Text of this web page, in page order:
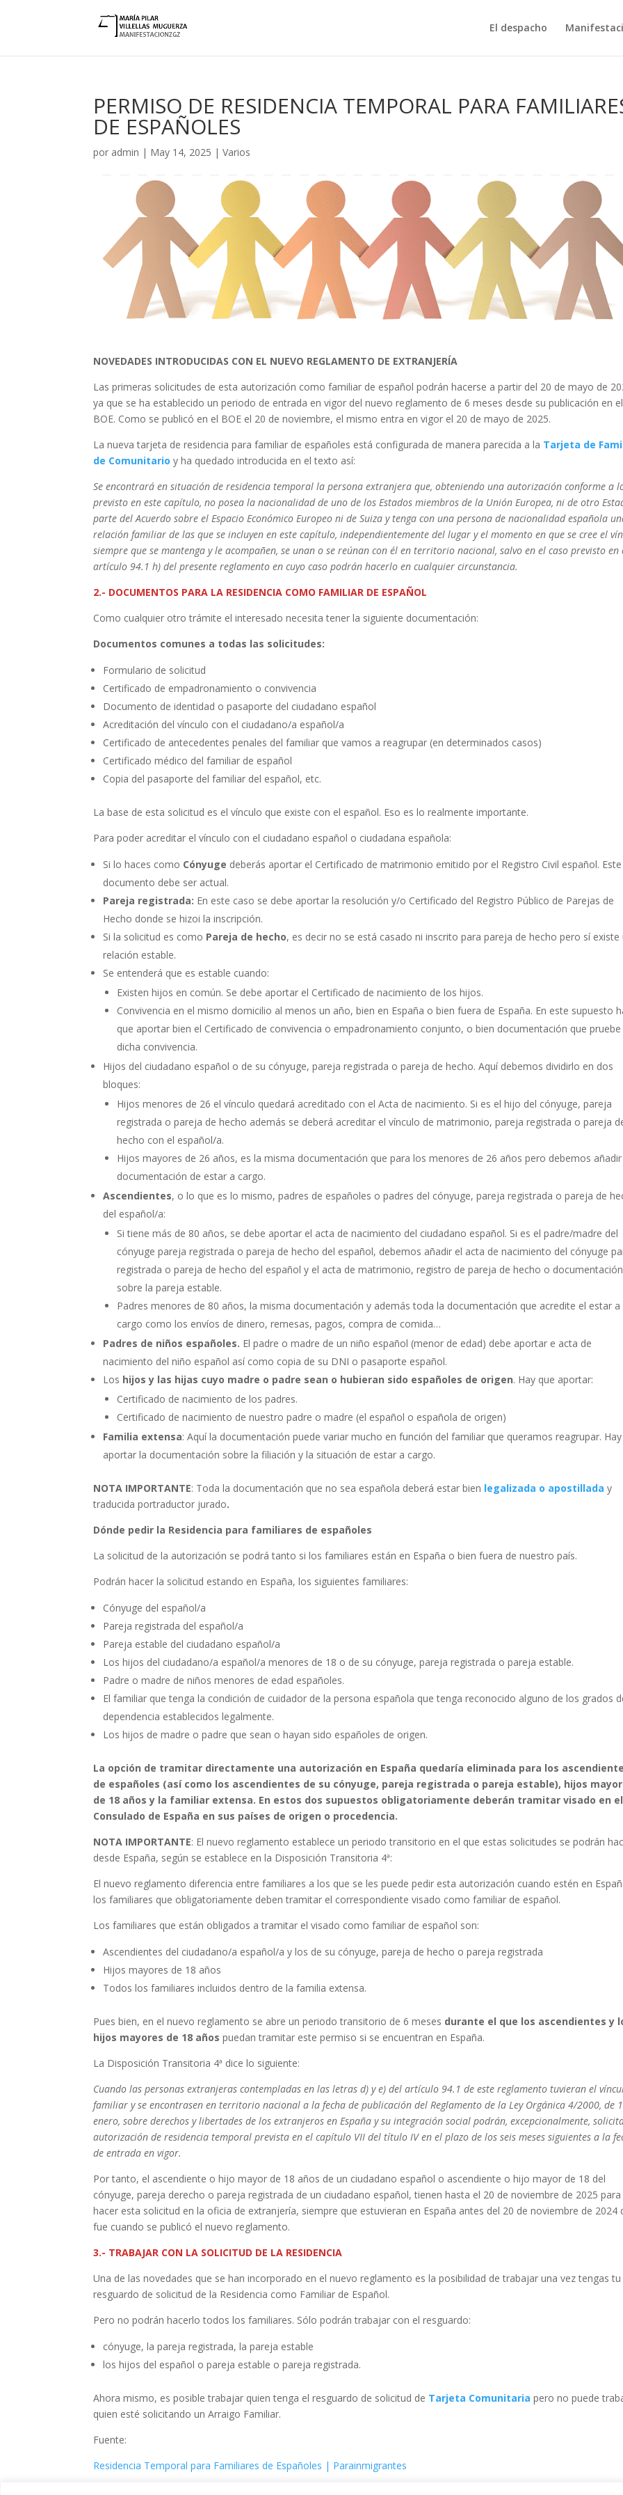
El despacho
PERMISO DE RESIDENCIA TEMPORAL PARA
DE ESPAÑOLES
por admin | May 14, 2025 |Varios
NOVEDADES INTRODUCIDAS CON EL NUEVO REGLAMENTO DE EXTRANJERÍA
Las primeras solicitudes de esta autorización como familiar de español podrán hacerse a partir del 20 de mayo de
ya que se ha establecido un periodo de entrada en vigor del nuevo reglamento de 6 meses desde su publicación en el
BOE. Como se publicó en el BOE el 20 de noviembre, el mismo entra en vigor el 20 de mayo de 2025.
La nueva tarjeta de residencia para familiar de españoles está configurada de manera parecida a la Tarjeta de
de Comunitario y ha quedado introducida en el texto así:
Se encontrará en situación de residencia temporal la persona extranjera que, obteniendo una autorización conforme a
previsto en este capítulo, no posea la nacionalidad de uno de los Estados miembros de la Unión Europea, ni de otro
parte del Acuerdo sobre el Espacio Económico Europeo ni de Suiza y tenga con una persona de nacionalidad española
relación familiar de las que se incluyen en este capítulo, independientemente del lugar y el momento en que se cree el
siempre que se mantenga y le acompañen, se unan o se reúnan con él en territorio nacional, salvo en el caso previsto en
artículo 94.1 h) del presente reglamento en cuyo caso podrán hacerlo en cualquier circunstancia.
2.- DOCUMENTOS PARA LA RESIDENCIA COMO FAMILIAR DE ESPAÑOL
Como cualquier otro trámite el interesado necesita tener la siguiente documentación:
Documentos comunes a todas las solicitudes:
Formulario de solicitud
Certificado de empadronamiento o convivencia
Documento de identidad o pasaporte del ciudadano español
Acreditación del vínculo con el ciudadano/a español/a
Certificado de antecedentes penales del familiar que vamos a reagrupar (en determinados casos)
Certificado médico del familiar de español
Copia del pasaporte del familiar del español, etc.
La base de esta solicitud es el vínculo que existe con el español. Eso es lo realmente importante.
Para poder acreditar el vínculo con el ciudadano español o ciudadana española:
Si lo haces como Cónyuge deberás aportar el Certificado de matrimonio emitido por el Registro Civil español. Este
documento debe ser actual.
Pareja registrada: En este caso se debe aportar la resolución y/o Certificado del Registro Público de Parejas de
Hecho donde se hizoi la inscripción.
Si la solicitud es como Pareja de hecho, es decir no se está casado ni inscrito para pareja de hecho pero sí existe
relación estable.
Se entenderá que es estable cuando:
Existen hijos en común. Se debe aportar el Certificado de nacimiento de los hijos.
Convivencia en el mismo domicilio al menos un año, bien en España o bien fuera de España. En este supuesto
que aportar bien el Certificado de convivencia o empadronamiento conjunto, o bien documentación que pruebe
dicha convivencia.
Hijos del ciudadano español o de su cónyuge, pareja registrada o pareja de hecho. Aquí debemos dividirlo en dos
bloques:
Hijos menores de 26 el vínculo quedará acreditado con el Acta de nacimiento. Si es el hijo del cónyuge, pareja
registrada o pareja de hecho además se deberá acreditar el vínculo de matrimonio, pareja registrada o pareja
hecho con el español/a.
Hijos mayores de 26 años, es la misma documentación que para los menores de 26 años pero debemos añadir
documentación de estar a cargo.
Ascendientes, o lo que es lo mismo, padres de españoles o padres del cónyuge, pareja registrada o pareja de
del español/a:
Si tiene más de 80 años, se debe aportar el acta de nacimiento del ciudadano español. Si es el padre/madre del
cónyuge pareja registrada o pareja de hecho del español, debemos añadir el acta de nacimiento del cónyuge
registrada o pareja de hecho del español y el acta de matrimonio, registro de pareja de hecho o documentación
sobre la pareja estable.
Padres menores de 80 años, la misma documentación y además toda la documentación que acredite el estar a
cargo como los envíos de dinero, remesas, pagos, compra de comida…
Padres de niños españoles. El padre o madre de un niño español (menor de edad) debe aportar e acta de
nacimiento del niño español así como copia de su DNI o pasaporte español.
Los hijos y las hijas cuyo madre o padre sean o hubieran sido españoles de origen. Hay que aportar:
Certificado de nacimiento de los padres.
Certificado de nacimiento de nuestro padre o madre (el español o española de origen)
Familia extensa: Aquí la documentación puede variar mucho en función del familiar que queramos reagrupar.
aportar la documentación sobre la filiación y la situación de estar a cargo.
NOTA IMPORTANTE: Toda la documentación que no sea española deberá estar bien legalizada o apostillada y
traducida portraductor jurado.
Dónde pedir la Residencia para familiares de españoles
La solicitud de la autorización se podrá tanto si los familiares están en España o bien fuera de nuestro país.
Podrán hacer la solicitud estando en España, los siguientes familiares:
Cónyuge del español/a
Pareja registrada del español/a
Pareja estable del ciudadano español/a
Los hijos del ciudadano/a español/a menores de 18 o de su cónyuge, pareja registrada o pareja estable.
Padre o madre de niños menores de edad españoles.
El familiar que tenga la condición de cuidador de la persona española que tenga reconocido alguno de los grados
dependencia establecidos legalmente.
Los hijos de madre o padre que sean o hayan sido españoles de origen.
La opción de tramitar directamente una autorización en España quedaría eliminada para los
de españoles (así como los ascendientes de su cónyuge, pareja registrada o pareja estable), hijos
de 18 años y la familiar extensa. En estos dos supuestos obligatoriamente deberán tramitar visado en el
Consulado de España en sus países de origen o procedencia.
NOTA IMPORTANTE: El nuevo reglamento establece un periodo transitorio en el que estas solicitudes se podrán
desde España, según se establece en la Disposición Transitoria 4ª:
El nuevo reglamento diferencia entre familiares a los que se les puede pedir esta autorización cuando estén en
los familiares que obligatoriamente deben tramitar el correspondiente visado como familiar de español.
Los familiares que están obligados a tramitar el visado como familiar de español son:
Ascendientes del ciudadano/a español/a y los de su cónyuge, pareja de hecho o pareja registrada
Hijos mayores de 18 años
Todos los familiares incluidos dentro de la familia extensa.
Pues bien, en el nuevo reglamento se abre un periodo transitorio de 6 meses durante el que los ascendientes y
hijos mayores de 18 años puedan tramitar este permiso si se encuentran en España.
La Disposición Transitoria 4ª dice lo siguiente:
Cuando las personas extranjeras contempladas en las letras d) y e) del artículo 94.1 de este reglamento tuvieran el
familiar y se encontrasen en territorio nacional a la fecha de publicación del Reglamento de la Ley Orgánica 4/2000, de
enero, sobre derechos y libertades de los extranjeros en España y su integración social podrán, excepcionalmente,
autorización de residencia temporal prevista en el capítulo VII del título IV en el plazo de los seis meses siguientes a la
de entrada en vigor.
Por tanto, el ascendiente o hijo mayor de 18 años de un ciudadano español o ascendiente o hijo mayor de 18 del
cónyuge, pareja derecho o pareja registrada de un ciudadano español, tienen hasta el 20 de noviembre de 2025 para
hacer esta solicitud en la oficia de extranjería, siempre que estuvieran en España antes del 20 de noviembre de 2024
fue cuando se publicó el nuevo reglamento.
3.- TRABAJAR CON LA SOLICITUD DE LA RESIDENCIA
Una de las novedades que se han incorporado en el nuevo reglamento es la posibilidad de trabajar una vez tengas tu
resguardo de solicitud de la Residencia como Familiar de Español.
Pero no podrán hacerlo todos los familiares. Sólo podrán trabajar con el resguardo:
cónyuge, la pareja registrada, la pareja estable
los hijos del español o pareja estable o pareja registrada.
Ahora mismo, es posible trabajar quien tenga el resguardo de solicitud de Tarjeta Comunitaria pero no puede
quien esté solicitando un Arraigo Familiar.
Fuente:
Residencia Temporal para Familiares de Españoles | Parainmigrantes